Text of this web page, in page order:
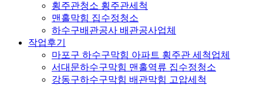
횡주관청소 횡주관세척
맨홀막힘 집수정청소
하수구배관공사 배관공사업체
작업후기
마포구 하수구막힘 아파트 횡주관 세척업체
서대문하수구막힘 맨홀역류 집수정청소
강동구하수구막힘 배관막힘 고압세척